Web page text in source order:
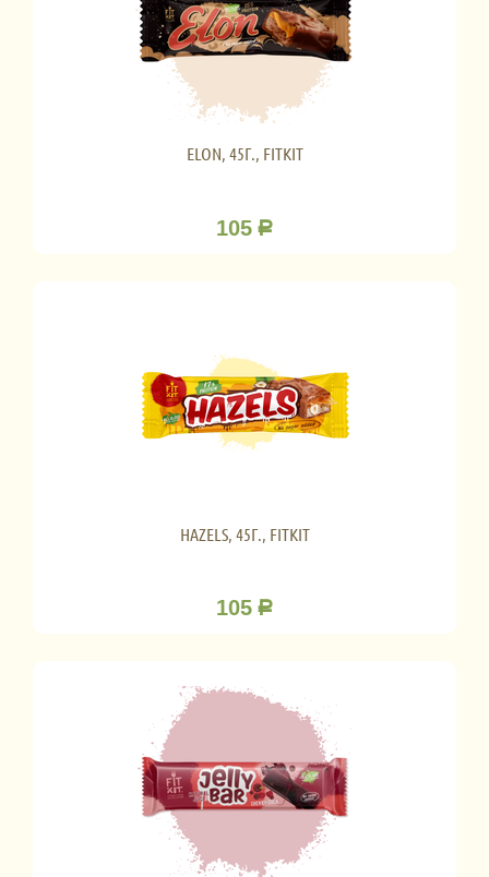
ELON, 45Г., FITKIT
105 Р
HAZELS, 45Г., FITKIT
105 Р